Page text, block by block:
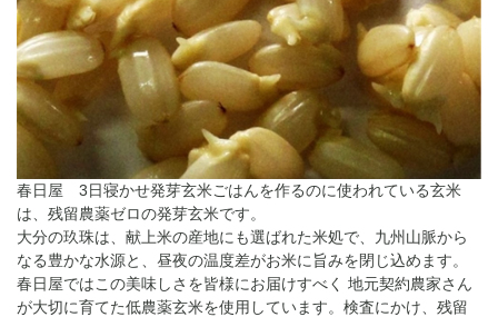
春日屋 3日寝かせ発芽玄米ごはんを作るのに使われている玄米
は、残留農薬ゼロの発芽玄米です。
大分の玖珠は、献上米の産地にも選ばれた米処で、九州山脈から
なる豊かな水源と、昼夜の温度差がお米に旨みを閉じ込めます。
春日屋ではこの美味しさを皆様にお届けすべく 地元契約農家さん
が大切に育てた低農薬玄米を使用しています。検査にかけ、残留